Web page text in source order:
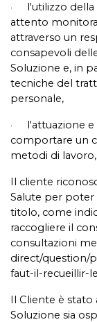
· l'utilizzo
attento
attraverso un
consapevoli
Soluzione e, in
tecniche del
personale,
· l'attuazione
comportare un
metodi di lavoro,
Il cliente
Salute per poter
titolo, come
raccogliere il
consultazioni
direct/question/
faut-il-recueillir-
Il Cliente è stato
Soluzione sia